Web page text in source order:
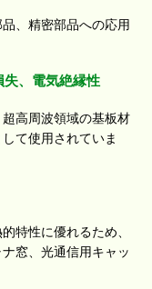
、精密部品への応用
、電気絶縁性
高周波領域の基板材
て使用されていま
特性に優れるため、
窓、光通信用キャッ